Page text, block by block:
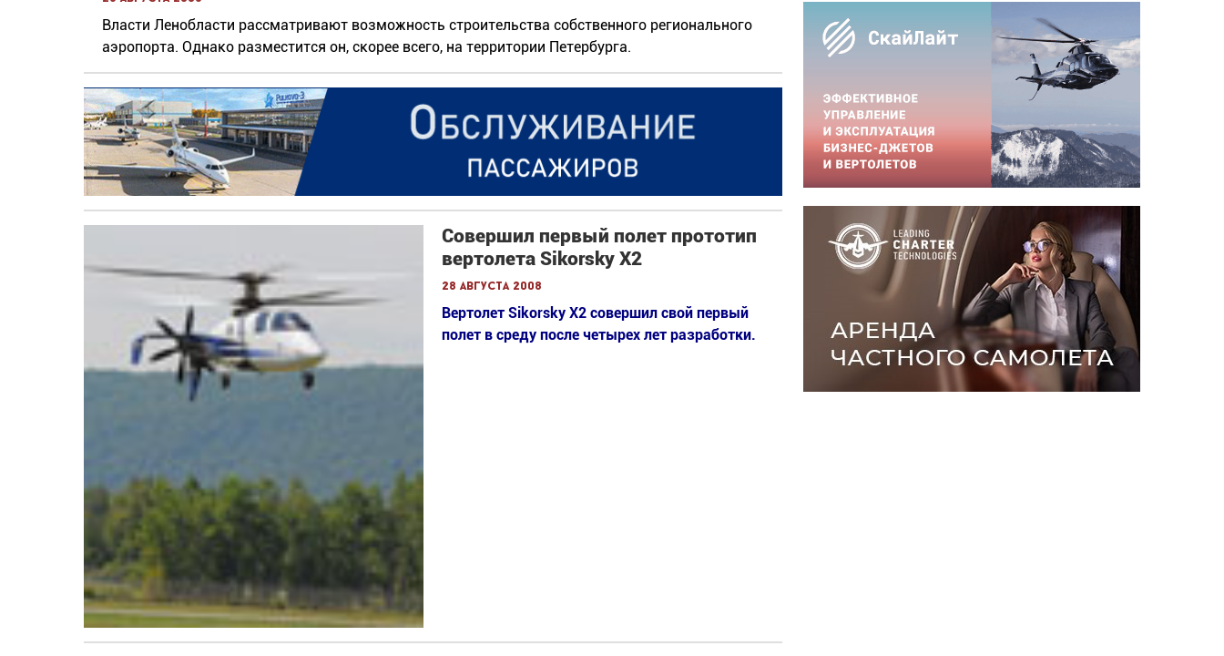
Власти Ленобласти рассматривают возможность строительства собственного регионального
аэропорта. Однако разместится он, скорее всего, на территории Петербурга.
Совершил первый полет прототип
вертолета Sikorsky X2
28 августа 2008
Вертолет Sikorsky X2 совершил свой первый
полет в среду после четырех лет разработки.